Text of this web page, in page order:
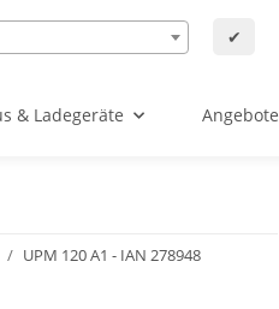
✔
& Ladegeräte Angebote
UPM 120 A1 - IAN 278948